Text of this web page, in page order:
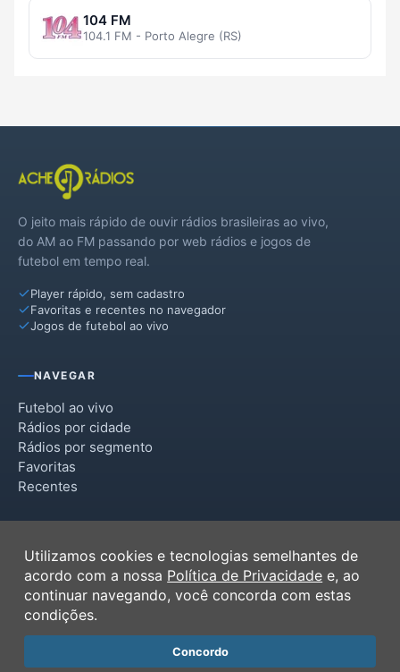
104 FM
104.1 FM - Porto Alegre (RS)
O jeito mais rápido de ouvir rádios brasileiras ao vivo,
do AM ao FM passando por web rádios e jogos de
futebol em tempo real.
Player rápido, sem cadastro
Favoritas e recentes no navegador
Jogos de futebol ao vivo
NAVEGAR
Futebol ao vivo
Rádios por cidade
Rádios por segmento
Favoritas
Recentes
Termos de Uso
Política de Privacidade
Ferramentas
Contato
Utilizamos cookies e tecnologias semelhantes de
acordo com a nossa Política de Privacidade e, ao
continuar navegando, você concorda com estas
condições.
Concordo